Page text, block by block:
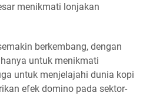
menikmati lonjakan
berkembang, dengan
untuk menikmati
untuk menjelajahi dunia kopi
efek domino pada sektor-